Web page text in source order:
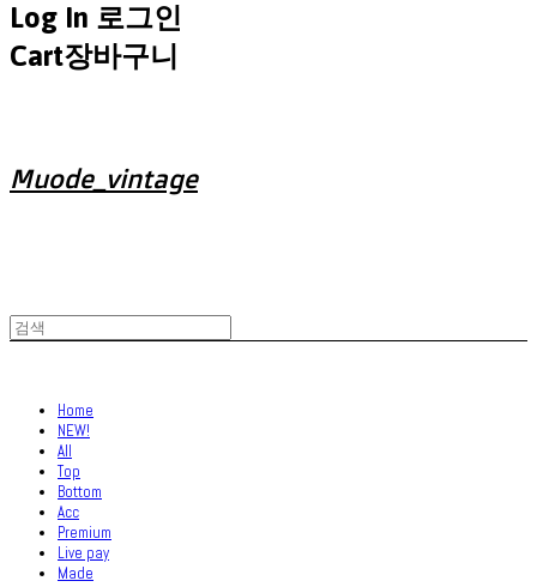
Log In 로그인
Cart장바구니
Muode_vintage
Home
NEW!
All
Top
Bottom
Acc
Premium
Live pay
Made